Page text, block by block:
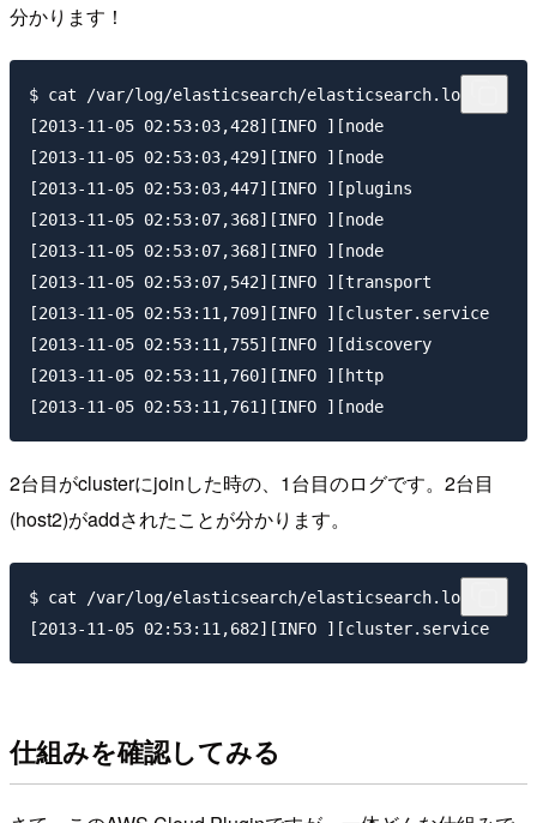
分かります！
$ cat /var/log/elasticsearch/elasticsearch.log
[2013-11-05 02:53:03,428][INFO ][node
[2013-11-05 02:53:03,429][INFO ][node
[2013-11-05 02:53:03,447][INFO ][plugins
[2013-11-05 02:53:07,368][INFO ][node
[2013-11-05 02:53:07,368][INFO ][node
[2013-11-05 02:53:07,542][INFO ][transport
[2013-11-05 02:53:11,709][INFO ][cluster.service
[2013-11-05 02:53:11,755][INFO ][discovery
[2013-11-05 02:53:11,760][INFO ][http
2台目がclusterにjoinした時の、1台目のログです。2台目
(host2)がaddされたことが分かります。
$ cat /var/log/elasticsearch/elasticsearch.log
仕組みを確認してみる